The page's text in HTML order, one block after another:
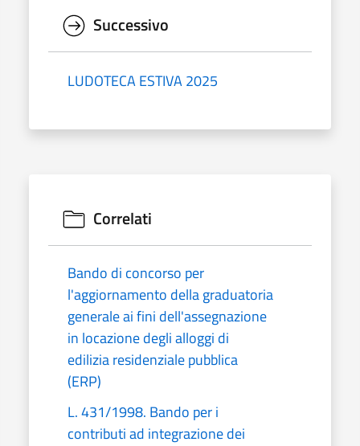
Successivo
LUDOTECA ESTIVA 2025
Correlati
Bando di concorso per
l'aggiornamento della graduatoria
generale ai fini dell'assegnazione
in locazione degli alloggi di
edilizia residenziale pubblica
(ERP)
L. 431/1998. Bando per i
contributi ad integrazione dei